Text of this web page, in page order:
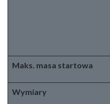
Maks. masa startowa
Wymiary